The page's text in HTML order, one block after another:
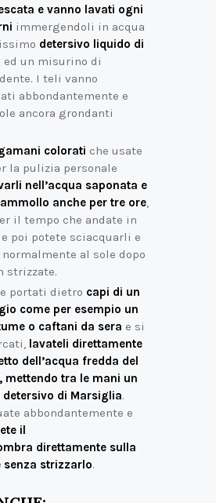
e vanno lavati ogni
immergendoli in acqua
detersivo liquido di
ed un misurino di
I teli vanno
abbondantemente e
ancora grondanti
colorati che usate
la pulizia personale
nell’acqua saponata e
anche per tre ore,
il tempo che andate in
poi potete sciacquarli e
al sole dopo
strizzate.
portati dietro capi di un
come per esempio un
o caftani da sera e si
lavateli direttamente
dell’acqua fredda del
mettendo tra le mani un
di Marsiglia.
abbondantemente e
il
direttamente sulla
senza strizzarlo.